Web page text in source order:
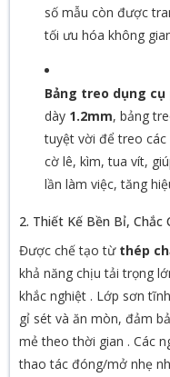
số mẫu còn được
tối ưu hóa không
Bảng treo dụng cụ
dày 1.2mm, bảng
tuyệt vời để treo
cờ lê, kìm, tua vít,
lần làm việc, tăng
2. Thiết Kế Bền Bỉ, Chắc
Được chế tạo từ thép
khả năng chịu tải trọng
khắc nghiệt . Lớp sơn
gỉ sét và ăn mòn, đảm
mẻ theo thời gian . Các
thao tác đóng/mở nhẹ